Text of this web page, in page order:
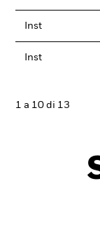
Inst
Inst
1 a 10 di 13